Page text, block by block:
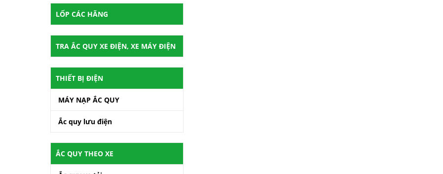
LỐP CÁC HÃNG
TRA ẮC QUY XE ĐIỆN, XE MÁY ĐIỆN
THIẾT BỊ ĐIỆN
MÁY NẠP ẮC QUY
Ắc quy lưu điện
ẮC QUY THEO XE